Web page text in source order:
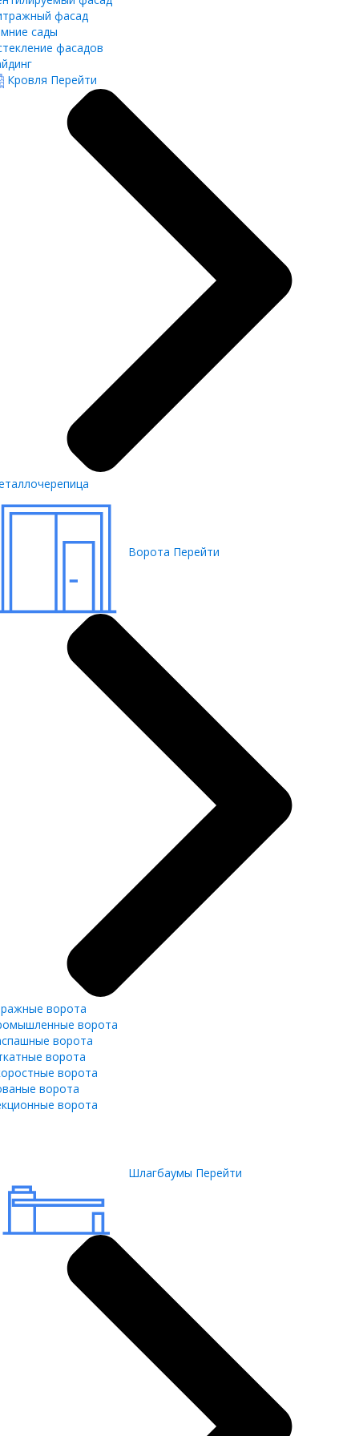
фасад
сады
фасадов
Кровля Перейти
Ворота Перейти
ворота
ворота
ворота
ворота
ворота
ворота
ворота
Шлагбаумы Перейти